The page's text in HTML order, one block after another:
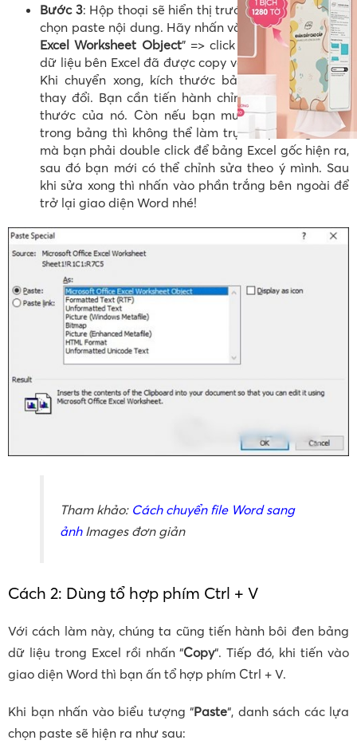
Bước 3: Hộp thoại sẽ hiển thị trước mắt bạn để bạn
chọn paste nội dung. Hãy nhấn vào “Microsoft Office
Excel Worksheet Object” => click “
“. Vậy là bảng
dữ liệu bên Excel đã được copy vào Word xong xuôi.
Khi chuyển xong, kích thước bảng trong Word sẽ
thay đổi. Bạn cần tiến hành chỉnh lại vị trí và kích
thước của nó. Còn nếu bạn muốn sửa lại số liệu
trong bảng thì không thể làm trực tiếp trong Word
mà bạn phải double click để bảng Excel gốc hiện ra,
sau đó bạn mới có thể chỉnh sửa theo ý mình. Sau
khi sửa xong thì nhấn vào phần trắng bên ngoài để
trở lại giao diện Word nhé!
Tham khảo: Cách chuyển file Word sang
ảnhImages đơn giản
Cách 2: Dùng tổ hợp phím Ctrl + V
Với cách làm này, chúng ta cũng tiến hành bôi đen bảng
dữ liệu trong Excel rồi nhấn “Copy“. Tiếp đó, khi tiến vào
giao diện Word thì bạn ấn tổ hợp phím Ctrl + V.
Khi bạn nhấn vào biểu tượng “Paste“, danh sách các lựa
chọn paste sẽ hiện ra như sau: